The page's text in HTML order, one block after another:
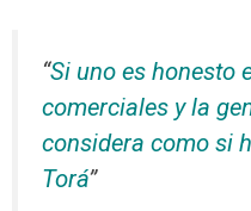
“Si uno es honesto
comerciales y la
considera como si
Torá”